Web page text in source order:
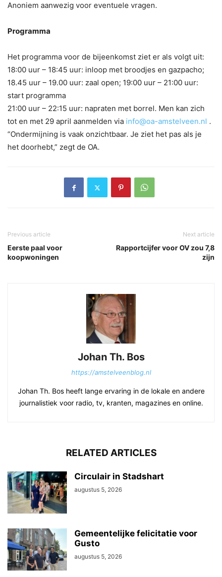
Anoniem aanwezig voor eventuele vragen.
Programma
Het programma voor de bijeenkomst ziet er als volgt uit:
18:00 uur – 18:45 uur: inloop met broodjes en gazpacho;
18.45 uur – 19.00 uur: zaal open; 19:00 uur – 21:00 uur:
start programma
21:00 uur – 22:15 uur: napraten met borrel. Men kan zich
tot en met 29 april aanmelden via info@oa-amstelveen.nl .
“Ondermijning is vaak onzichtbaar. Je ziet het pas als je
het doorhebt,” zegt de OA.
Previous article
Eerste paal voor
koopwoningen
Next article
Rapportcijfer voor OV zou 7,8
zijn
Johan Th. Bos
https://amstelveenblog.nl
Johan Th. Bos heeft lange ervaring in de lokale en andere
journalistiek voor radio, tv, kranten, magazines en online.
RELATED ARTICLES
Circulair in Stadshart
augustus 5, 2026
Gemeentelijke felicitatie voor
Gusto
augustus 5, 2026